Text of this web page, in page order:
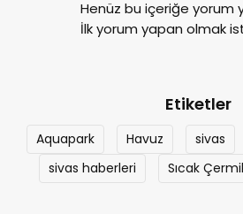
Henüz bu içeriğe yorum
İlk yorum yapan olmak
Etiketler
Aquapark Havuz sivas
sivas haberleri
Sıcak